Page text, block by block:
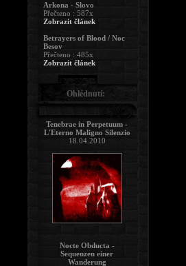
Arkona - Slovo
Přečteno : 587x
Zobrazit článek
Betrayers of Blood / Noc
Besov
Přečteno : 485x
Zobrazit článek
Ohlédnutí:
Tenebrae in Perpetuum -
L'Eterno Maligno Silenzio
18.04.2010
Nocte Obducta -
Sequenzen einer
Wanderung